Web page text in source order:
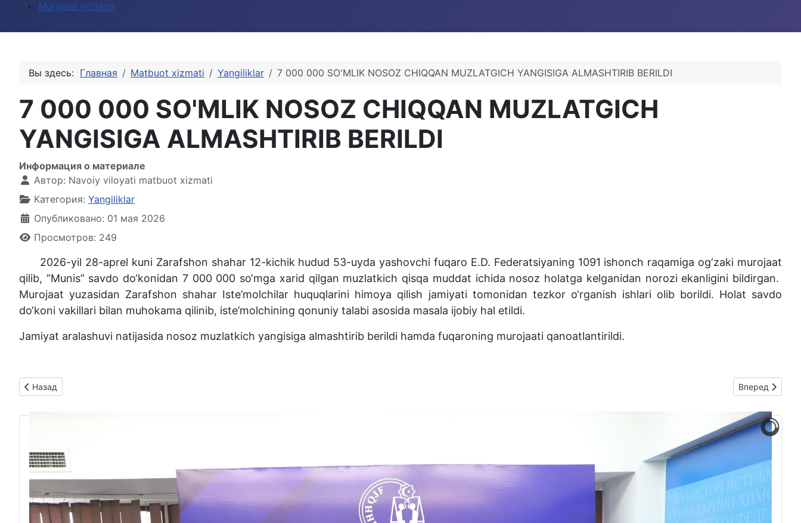
Murojaat yo‘llash
Вы здесь: Главная Matbuot xizmati Yangiliklar 7 000 000 SO'MLIK NOSOZ CHIQQAN MUZLATGICH YANGISIGA ALMASHTIRIB BERILDI
7 000 000 SO'MLIK NOSOZ CHIQQAN MUZLATGICH
YANGISIGA ALMASHTIRIB BERILDI
Информация о материале
Автор: Navoiy viloyati matbuot xizmati
Категория: Yangiliklar
Опубликовано: 01 мая 2026
Просмотров: 249
2026-yil 28-aprel kuni Zarafshon shahar 12-kichik hudud 53-uyda yashovchi fuqaro E.D. Federatsiyaning 1091 ishonch raqamiga og‘zaki murojaat
qilib, “Munis” savdo do‘konidan 7 000 000 so‘mga xarid qilgan muzlatkich qisqa muddat ichida nosoz holatga kelganidan norozi ekanligini bildirgan.
Murojaat yuzasidan Zarafshon shahar Iste’molchilar huquqlarini himoya qilish jamiyati tomonidan tezkor o‘rganish ishlari olib borildi. Holat savdo
do‘koni vakillari bilan muhokama qilinib, iste’molchining qonuniy talabi asosida masala ijobiy hal etildi.
Jamiyat aralashuvi natijasida nosoz muzlatkich yangisiga almashtirib berildi hamda fuqaroning murojaati qanoatlantirildi.
Предыдущий: Navoiy viloyatida uyda ta’lim holati o‘rganilmoqda
Назад Следующий:
Вперед